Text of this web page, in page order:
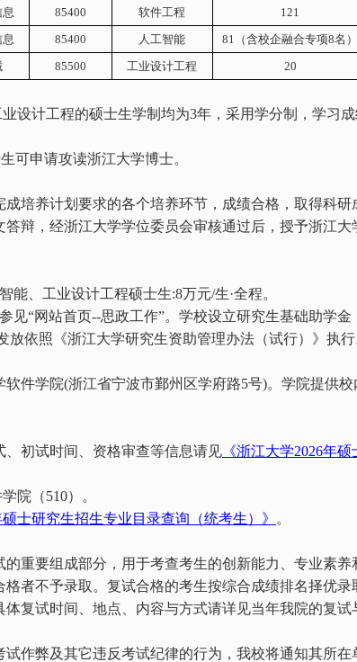
息
85400 软件工程
121
息
85400 人工智能 81 （含校企融合专项8名）
85500 工业设计工程 20
设计工程的硕士生学制均为3年，采用学分制，学习
可申请攻读浙江大学博士。
培养计划要求的各个培养环节，成绩合格，取得科
辩，经浙江大学学位委员会审核通过后，授予浙江
能、工业设计工程硕士生:8万元/生·全程。
见“网站首页--思政工作”。学校设立研究生基础助学金
放依照《浙江大学研究生资助管理办法（试行）》执行
软件学院(浙江省宁波市鄞州区学府路5号)。学院提供
初试时间、资格审查等信息请见 《浙江大学2026年硕
院（510）。
士研究生招生专业目录查询（统考生）》
。
重要组成部分，用于考查考生的创新能力、专业素
者不予录取。复试合格的考生按综合成绩排名择优录
复试时间、地点、内容与方式请详见当年我院的复试
试作弊及其它违反考试纪律的行为，我校将通知其所